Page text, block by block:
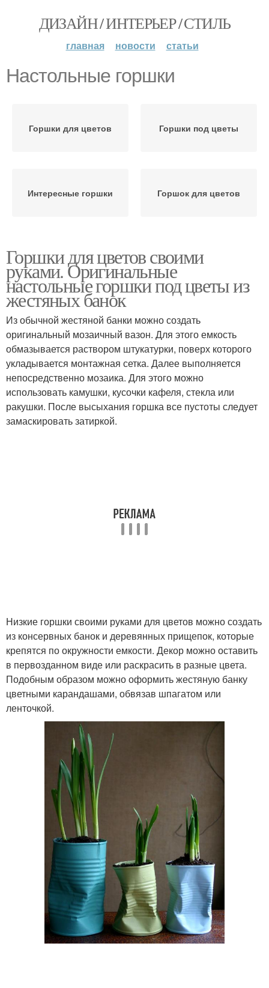
ДИЗАЙН / ИНТЕРЬЕР / СТИЛЬ
главная новости статьи
Настольные горшки
Горшки для цветов Горшки под цветы
Интересные горшки Горшок для цветов
Горшки для цветов своими
руками. Оригинальные
настольные горшки под цветы из
жестяных банок
Из обычной жестяной банки можно создать
оригинальный мозаичный вазон. Для этого емкость
обмазывается раствором штукатурки, поверх которого
укладывается монтажная сетка. Далее выполняется
непосредственно мозаика. Для этого можно
использовать камушки, кусочки кафеля, стекла или
ракушки. После высыхания горшка все пустоты следует
замаскировать затиркой.
Низкие горшки своими руками для цветов можно создать
из консервных банок и деревянных прищепок, которые
крепятся по окружности емкости. Декор можно оставить
в первозданном виде или раскрасить в разные цвета.
Подобным образом можно оформить жестяную банку
цветными карандашами, обвязав шпагатом или
ленточкой.